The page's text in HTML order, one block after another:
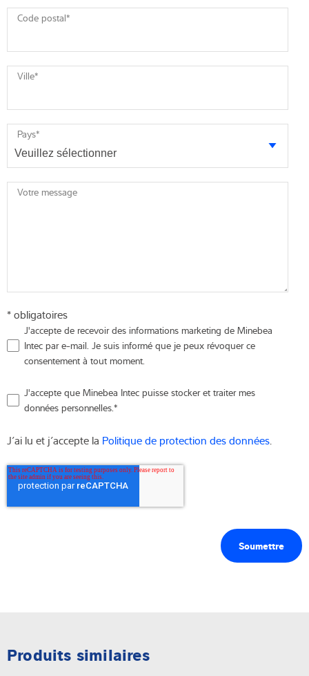
Code postal*
Ville*
Pays*
Votre message
* obligatoires
J'accepte de recevoir des informations marketing de Minebea
Intec par e-mail. Je suis informé que je peux révoquer ce
consentement à tout moment.
J'accepte que Minebea Intec puisse stocker et traiter mes
données personnelles.*
J’ai lu et j’accepte la Politique de protection des données.
Produits similaires